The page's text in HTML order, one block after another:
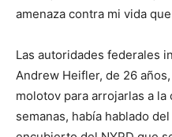
amenaza contra mi vida
Las autoridades federales
Andrew Heifler, de 26
molotov para arrojarlas a
semanas, había hablado